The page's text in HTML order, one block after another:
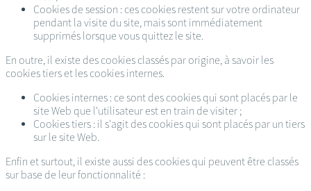
Cookies de session : ces cookies restent sur votre ordinateur
pendant la visite du site, mais sont immédiatement
supprimés lorsque vous quittez le site.
En outre, il existe des cookies classés par origine, à savoir les
cookies tiers et les cookies internes.
Cookies internes : ce sont des cookies qui sont placés par le
site Web que l'utilisateur est en train de visiter ;
Cookies tiers : il s'agit des cookies qui sont placés par un tiers
sur le site Web.
Enfin et surtout, il existe aussi des cookies qui peuvent être classés
sur base de leur fonctionnalité :